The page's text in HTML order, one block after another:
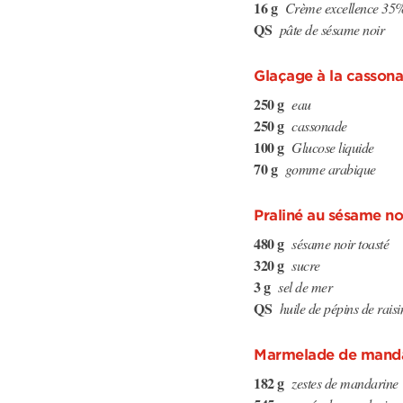
16 g Crème excellence
QS pâte de sésame noir
Glaçage à la
250 g eau
250 g cassonade
100 g Glucose liquide
70 g gomme arabique
Praliné au sésame
480 g sésame noir toasté
320 g sucre
3 g sel de mer
QS huile de pépins de
Marmelade de
182 g zestes de mandarine